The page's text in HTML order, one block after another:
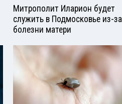
Митрополит Иларион будет
служить в Подмосковье из-за
болезни матери